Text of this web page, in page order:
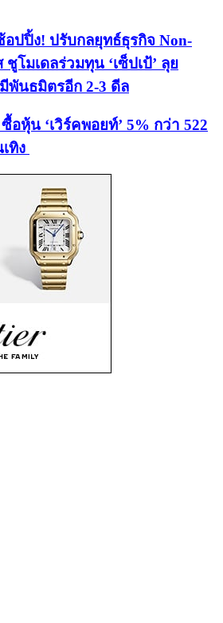
อปปิ้ง! ปรับกลยุทธ์ธุรกิจ Non-
โมเดลร่วมทุน ‘เซ็ปเป้’ ลุย
พันธมิตรอีก 2-3 ดีล
อหุ้น ‘เวิร์คพอยท์’ 5% กว่า 522
ทิง